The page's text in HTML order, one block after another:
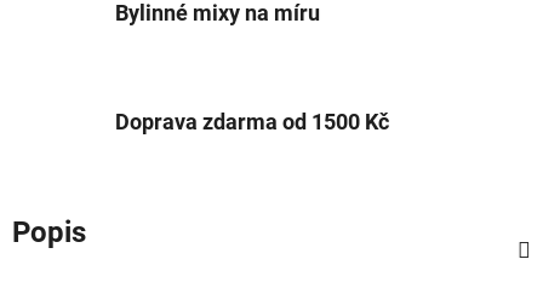
Bylinné mixy na míru
Doprava zdarma od 1500 Kč
Popis